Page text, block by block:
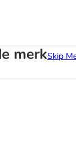
merkSkip